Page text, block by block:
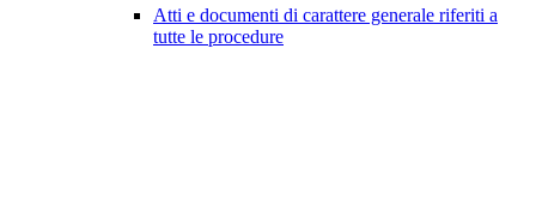
Atti e documenti di carattere generale riferiti a
tutte le procedure